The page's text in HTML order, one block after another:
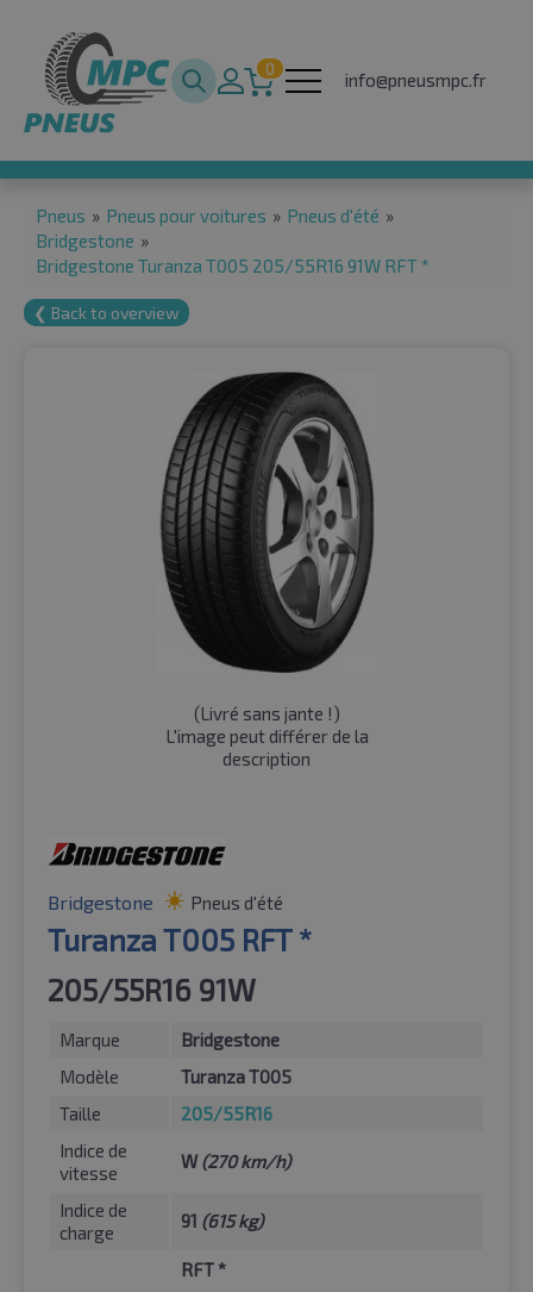
0
info@pneusmpc.fr
Pneus » Pneus pour voitures » Pneus d'été »
Bridgestone »
Bridgestone Turanza T005 205/55R16 91W RFT *
❮ Back to overview
(Livré sans jante !)
L'image peut différer de la
description
Bridgestone Pneus d'été
Turanza T005 RFT *
205/55R16 91W
Marque
Bridgestone
Modèle
Turanza T005
Taille
205/55R16
Indice de
vitesse
W (270 km/h)
Indice de
charge
91 (615 kg)
RFT *